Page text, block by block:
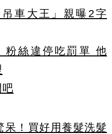
車大王」親曝2字
粉絲違停吃罰單 他
！買好用養髮洗髮